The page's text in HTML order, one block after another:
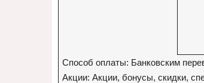
Способ оплаты: Банковским
Акции: Акции, бонусы, скидки,